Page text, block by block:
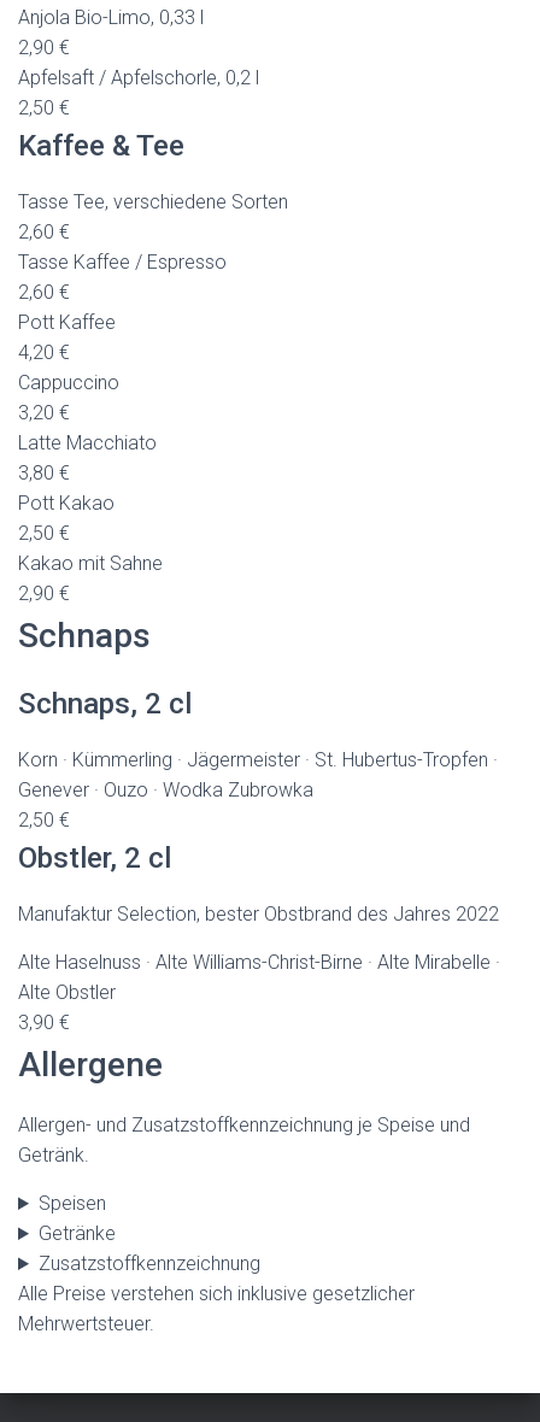
Anjola Bio-Limo, 0,33 l
2,90 €
Apfelsaft / Apfelschorle, 0,2 l
2,50 €
Kaffee & Tee
Tasse Tee, verschiedene Sorten
2,60 €
Tasse Kaffee / Espresso
2,60 €
Pott Kaffee
4,20 €
Cappuccino
3,20 €
Latte Macchiato
3,80 €
Pott Kakao
2,50 €
Kakao mit Sahne
2,90 €
Schnaps
Schnaps, 2 cl
Korn · Kümmerling · Jägermeister · St. Hubertus-Tropfen ·
Genever · Ouzo · Wodka Zubrowka
2,50 €
Obstler, 2 cl
Manufaktur Selection, bester Obstbrand des Jahres 2022
Alte Haselnuss · Alte Williams-Christ-Birne · Alte Mirabelle ·
Alte Obstler
3,90 €
Allergene
Allergen- und Zusatzstoffkennzeichnung je Speise und
Getränk.
Speisen
Getränke
Zusatzstoffkennzeichnung
Alle Preise verstehen sich inklusive gesetzlicher
Mehrwertsteuer.